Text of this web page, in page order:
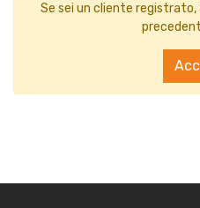
Se sei un cliente